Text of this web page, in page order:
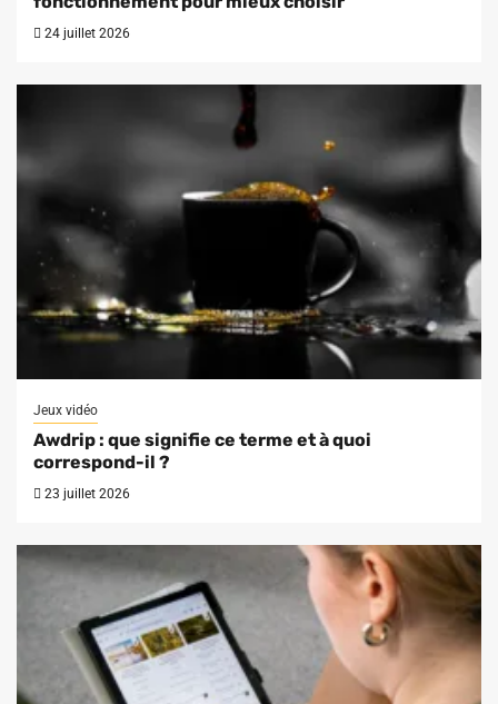
24 juillet 2026
Jeux vidéo
Awdrip : que signifie ce terme et à quoi
correspond-il ?
23 juillet 2026